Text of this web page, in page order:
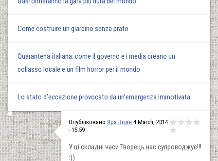
Come costruire un giardino senza prato
Quarantena italiana: come il governo e i media creano un
collasso locale e un film horror per il mondo
Lo stato d’eccezione provocato da un’emergenza immotivata
Опубліковано Яра Воля 4 March, 2014
- 15:59
У ці складні часи Творець нас супроводжує!!!
:))